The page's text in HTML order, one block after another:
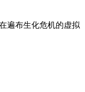
遍布生化危机的虚拟